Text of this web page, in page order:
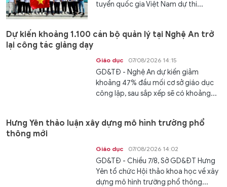
tuyển quốc gia Việt Nam dự thi...
Dự kiến khoảng 1.100 cán bộ quản lý tại Nghệ An trở
lại công tác giảng dạy
Giáo dục 07/08/2026 14:15
GD&TĐ - Nghệ An dự kiến giảm
khoảng 47% đầu mối cơ sở giáo dục
công lập, sau sắp xếp sẽ có khoảng...
Hưng Yên thảo luận xây dựng mô hình trường phổ
thông mới
Giáo dục 07/08/2026 14:02
GD&TĐ - Chiều 7/8, Sở GD&ĐT Hưng
Yên tổ chức Hội thảo khoa học về xây
dựng mô hình trường phổ thông...